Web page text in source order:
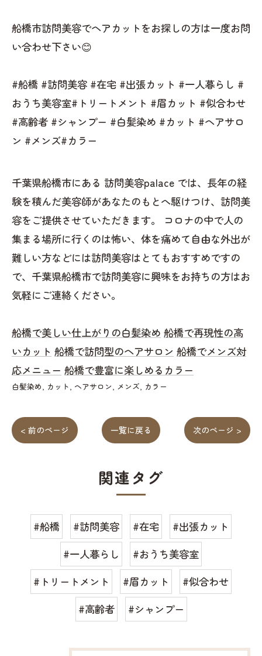
船橋市訪問美容でヘアカットをお探しの方は一度お問
い合わせ下さい😊
#船橋 #訪問美容 #在宅 #出張カット #一人暮らし #
おうち美容室#トリートメント #眉カット #似合わせ
#高齢者 #シャンプー #白髪染め #カット #ヘアサロ
ン #メンズ#カラー
千葉県船橋市にある 訪問美容palace では、長年の経
験を積んだ美容師があなたのもとへ駆けつけ、訪問美
容をご提供させていただきます。 コロナの中で人の
集まる場所に行くのは怖い、体を痛めて自由な外出が
難しい方などには訪問美容はとてもおすすめですの
で、千葉県船橋市で訪問美容に興味をお持ちの方はお
気軽にご連絡ください。
船橋で美しい仕上がりの白髪染め 船橋で再現性の高
いカット 船橋で訪問型のヘアサロン 船橋でメンズ対
応メニュー 船橋で豊富に楽しめるカラー
白髪染め カット ヘアサロン メンズ カラー
< 前のページ 一覧に戻る 次のページ >
関連タグ
#船橋 #訪問美容 #在宅
#出張カット
#一人暮らし
#おうち美容室
#トリートメント
#眉カット
#似合わせ
#高齢者
#シャンプー